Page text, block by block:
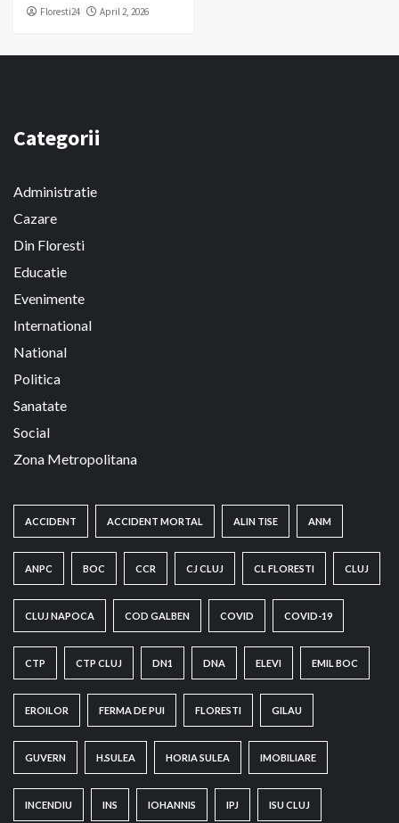
Floresti24 April 2, 2026
Categorii
Administratie
Cazare
Din Floresti
Educatie
Evenimente
International
National
Politica
Sanatate
Social
Zona Metropolitana
ACCIDENT ACCIDENT MORTAL ALIN TISE ANM
ANPC BOC CCR CJ CLUJ CL FLORESTI CLUJ
CLUJ NAPOCA COD GALBEN COVID COVID-19
CTP CTP CLUJ DN1 DNA ELEVI EMIL BOC
EROILOR FERMA DE PUI FLORESTI GILAU
GUVERN H.SULEA HORIA SULEA IMOBILIARE
INCENDIU INS IOHANNIS IPJ ISU CLUJ